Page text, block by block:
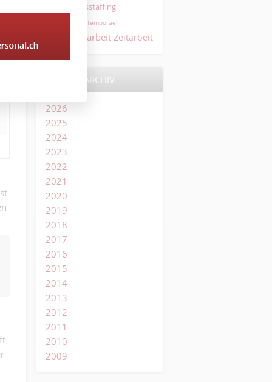
swissstaffing
temporaer
Temporärarbeit Zeitarbeit
ARCHIV
2026
2025
2024
2023
2022
2021
2020
2019
2018
2017
2016
2015
2014
2013
2012
2011
2010
2009